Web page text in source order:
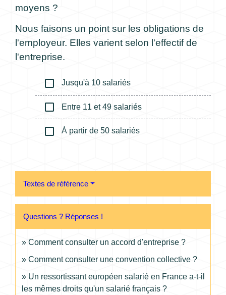
moyens ?
Nous faisons un point sur les obligations de
l'employeur. Elles varient selon l'effectif de
l'entreprise.
check_box_outline_blank Jusqu'à 10 salariés
check_box_outline_blank Entre 11 et 49 salariés
check_box_outline_blank À partir de 50 salariés
Textes de référence
Questions ? Réponses !
Comment consulter un accord d'entreprise ?
Comment consulter une convention collective ?
Un ressortissant européen salarié en France a-t-il
les mêmes droits qu'un salarié français ?